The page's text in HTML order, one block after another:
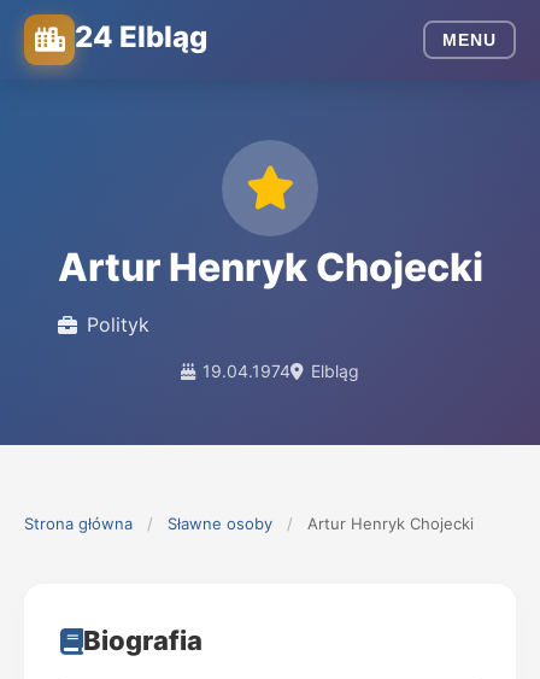
24 Elbląg MENU
Artur Henryk Chojecki
Polityk
19.04.1974 Elbląg
Strona główna / Sławne osoby / Artur Henryk Chojecki
Biografia